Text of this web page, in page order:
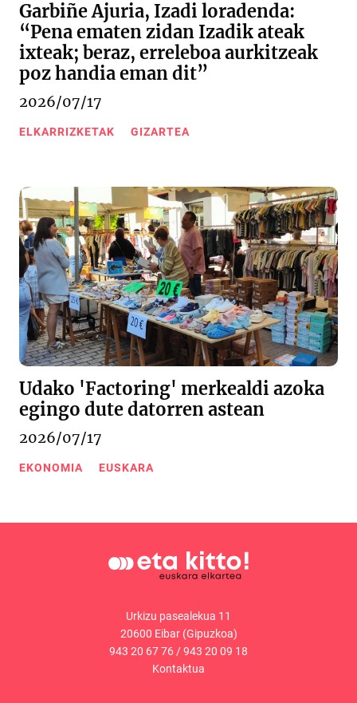
Garbiñe Ajuria, Izadi loradenda:
“Pena ematen zidan Izadik ateak
ixteak; beraz, erreleboa aurkitzeak
poz handia eman dit”
2026/07/17
ELKARRIZKETAK GIZARTEA
Udako 'Factoring' merkealdi azoka
egingo dute datorren astean
2026/07/17
EKONOMIA EUSKARA
Urkizu pasealekua 11
20600 Eibar (Gipuzkoa)
943 20 67 76/943 20 09 18
Kontaktua